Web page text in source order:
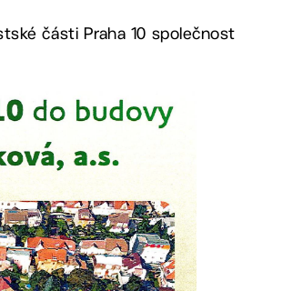
části Praha 10 společnost